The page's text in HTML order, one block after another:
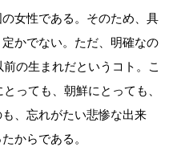
女性である。そのため、具
かでない。ただ、明確なの
の生まれだというコト。こ
っても、朝鮮にとっても、
、忘れがたい悲惨な出来
からである。